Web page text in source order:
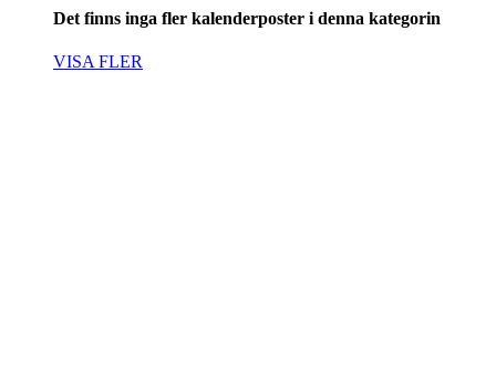
Det finns inga fler kalenderposter i denna kategorin
VISA FLER